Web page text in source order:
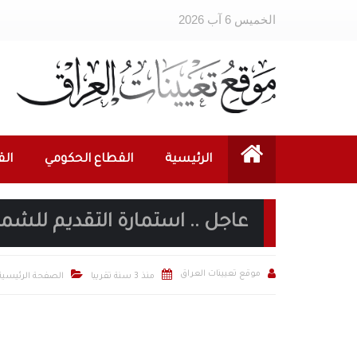
الخميس 6 آب 2026
الرئيسية القطاع الحكومي
عاجل .. استمارة التقديم
 موقع تعيينات العراق  منذ 3 سنة تقريبا  الصفحة